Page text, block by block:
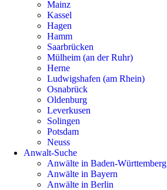
Mainz
Kassel
Hagen
Hamm
Saarbrücken
Mülheim (an der Ruhr)
Herne
Ludwigshafen (am Rhein)
Osnabrück
Oldenburg
Leverkusen
Solingen
Potsdam
Neuss
Anwalt-Suche
Anwälte in Baden-Württemberg
Anwälte in Bayern
Anwälte in Berlin